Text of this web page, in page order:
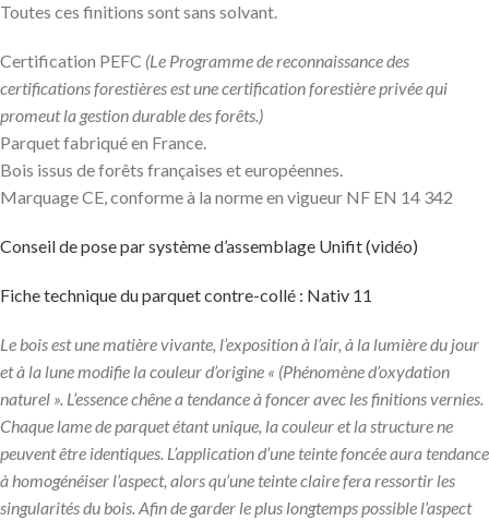
Toutes ces finitions sont sans solvant.
Certification PEFC (Le Programme de reconnaissance des
certifications forestières est une certification forestière privée qui
promeut la gestion durable des forêts.)
Parquet fabriqué en France.
Bois issus de forêts françaises et européennes.
Marquage CE, conforme à la norme en vigueur NF EN 14 342
Conseil de pose par système d’assemblage Unifit (vidéo)
Fiche technique du parquet contre-collé : Nativ 11
Le bois est une matière vivante, l’exposition à l’air, à la lumière du jour
et à la lune modifie la couleur d’origine « (Phénomène d’oxydation
naturel ». L’essence chêne a tendance à foncer avec les finitions vernies.
Chaque lame de parquet étant unique, la couleur et la structure ne
peuvent être identiques. L’application d’une teinte foncée aura tendance
à homogénéiser l’aspect, alors qu’une teinte claire fera ressortir les
singularités du bois. Afin de garder le plus longtemps possible l’aspect